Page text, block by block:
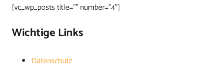
[vc_wp_posts title=”” number=”4″]
Wichtige Links
Datenschutz